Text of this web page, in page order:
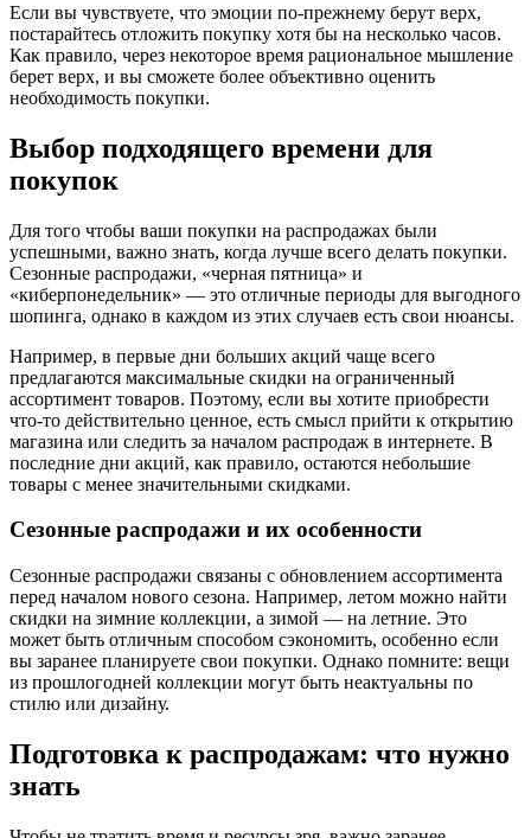
Если вы чувствуете, что эмоции по-прежнему берут верх,
постарайтесь отложить покупку хотя бы на несколько часов.
Как правило, через некоторое время рациональное мышление
берет верх, и вы сможете более объективно оценить
необходимость покупки.
Выбор подходящего времени для
покупок
Для того чтобы ваши покупки на распродажах были
успешными, важно знать, когда лучше всего делать покупки.
Сезонные распродажи, «черная пятница» и
«киберпонедельник» — это отличные периоды для выгодного
шопинга, однако в каждом из этих случаев есть свои нюансы.
Например, в первые дни больших акций чаще всего
предлагаются максимальные скидки на ограниченный
ассортимент товаров. Поэтому, если вы хотите приобрести
что-то действительно ценное, есть смысл прийти к открытию
магазина или следить за началом распродаж в интернете. В
последние дни акций, как правило, остаются небольшие
товары с менее значительными скидками.
Сезонные распродажи и их особенности
Сезонные распродажи связаны с обновлением ассортимента
перед началом нового сезона. Например, летом можно найти
скидки на зимние коллекции, а зимой — на летние. Это
может быть отличным способом сэкономить, особенно если
вы заранее планируете свои покупки. Однако помните: вещи
из прошлогодней коллекции могут быть неактуальны по
стилю или дизайну.
Подготовка к распродажам: что нужно
знать